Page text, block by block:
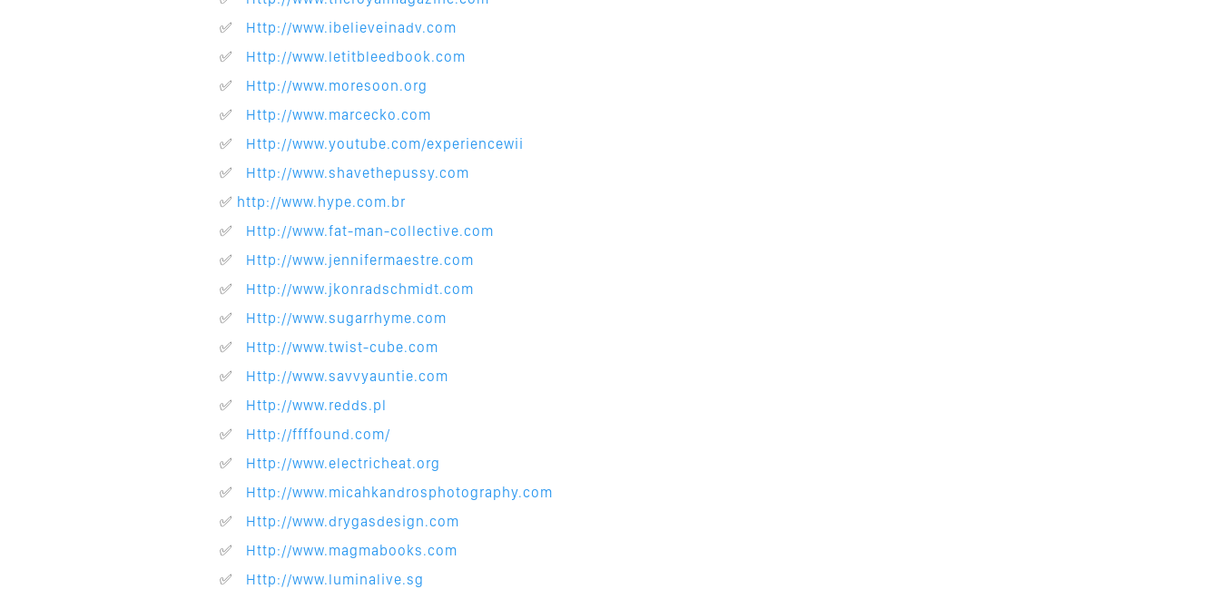
http://www.ibelieveinadv.com
http://www.letitbleedbook.com
http://www.moresoon.org
http://www.marcecko.com
http://www.youtube.com/experiencewii
http://www.shavethepussy.com
http://www.hype.com.br
http://www.fat-man-collective.com
http://www.jennifermaestre.com
http://www.jkonradschmidt.com
http://www.sugarrhyme.com
http://www.twist-cube.com
http://www.savvyauntie.com
http://www.redds.pl
http://ffffound.com/
http://www.electricheat.org
http://www.micahkandrosphotography.com
http://www.drygasdesign.com
http://www.magmabooks.com
http://www.luminalive.sg